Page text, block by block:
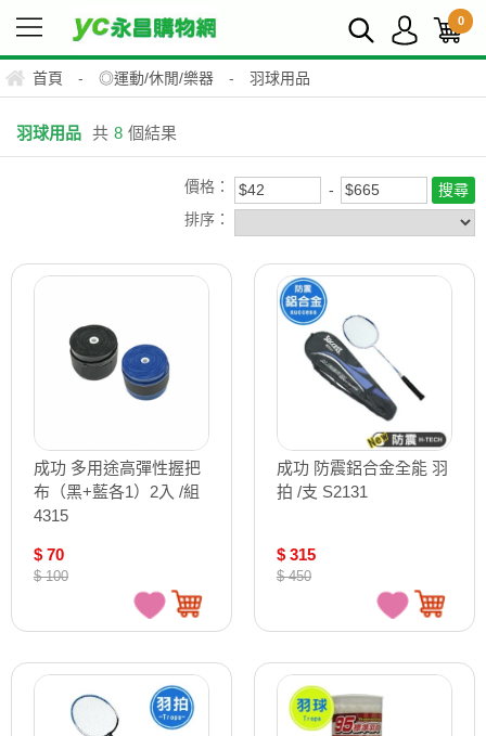
0
首頁 - ◎運動/休閒/樂器 - 羽球用品
羽球用品 共 8 個結果
價格：
排序：
成功 多用途高彈性握把
布（黑+藍各1）2入 /組
4315
$ 70
$ 100
成功 防震鋁合金全能 羽
拍 /支 S2131
$ 315
$ 450